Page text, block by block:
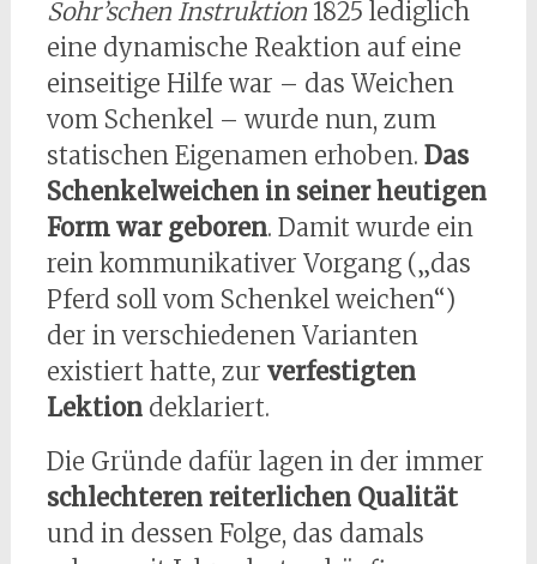
Sohr’schen Instruktion1825 lediglich
eine dynamische Reaktion auf eine
einseitige Hilfe war – das Weichen
vom Schenkel – wurde nun, zum
statischen Eigenamen erhoben. Das
Schenkelweichen in seiner heutigen
Form war geboren. Damit wurde ein
rein kommunikativer Vorgang („das
Pferd soll vom Schenkel weichen“)
der in verschiedenen Varianten
existiert hatte, zur verfestigten
Lektiondeklariert.
Die Gründe dafür lagen in der immer
schlechteren reiterlichen Qualität
und in dessen Folge, das damals